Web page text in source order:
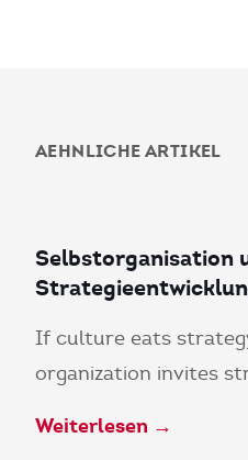
AEHNLICHE ARTIKEL
Selbstorganisation
If culture eats
organization invites
Weiterlesen →